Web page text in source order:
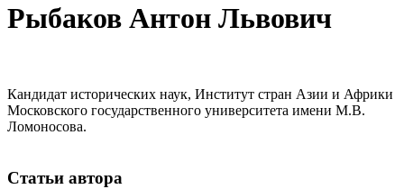
Рыбаков Антон Львович
Кандидат исторических наук, Институт стран Азии и Африки
Московского государственного университета имени М.В.
Ломоносова.
Статьи автора